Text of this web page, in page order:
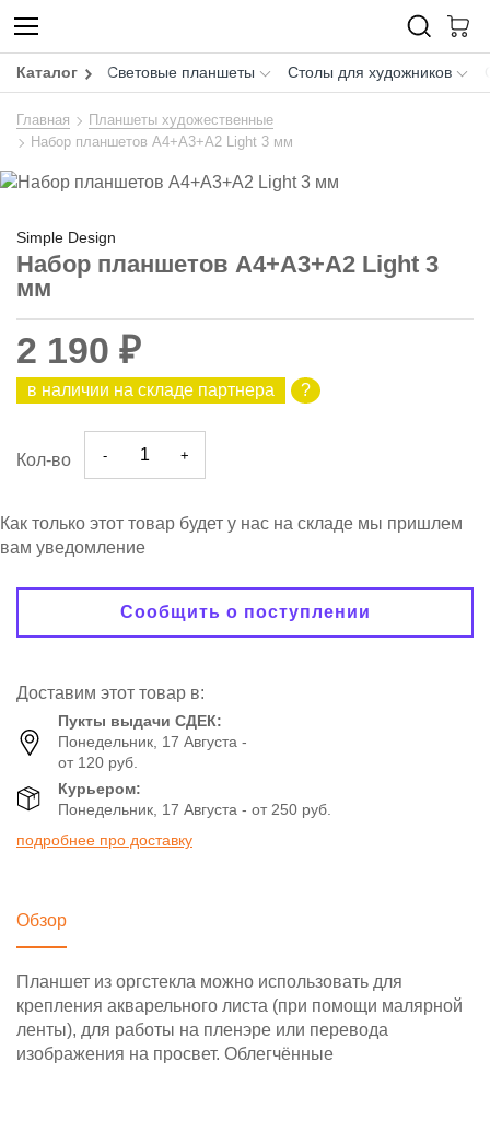
Каталог Световые планшеты Столы для художников
Главная
Планшеты художественные
Набор планшетов A4+A3+A2 Light 3 мм
Simple Design
Набор планшетов A4+A3+A2 Light 3
мм
2 190 ₽
в наличии на складе партнера ?
Кол-во - +
Как только этот товар будет у нас на складе мы пришлем
вам уведомление
Сообщить о поступлении
Доставим этот товар в:
Пукты выдачи СДЕК:
Понедельник, 17 Августа -
от 120 руб.
Курьером:
Понедельник, 17 Августа - от 250 руб.
подробнее про доставку
Обзор
Планшет из оргстекла можно использовать для
крепления акварельного листа (при помощи малярной
ленты), для работы на пленэре или перевода
изображения на просвет. Облегчённые